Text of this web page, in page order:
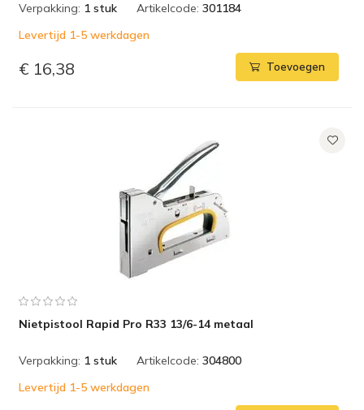
Verpakking: 1 stuk Artikelcode: 301184
Levertijd 1-5 werkdagen
€ 16,38 Toevoegen
Nietpistool Rapid Pro R33 13/6-14 metaal
Verpakking: 1 stuk Artikelcode: 304800
Levertijd 1-5 werkdagen